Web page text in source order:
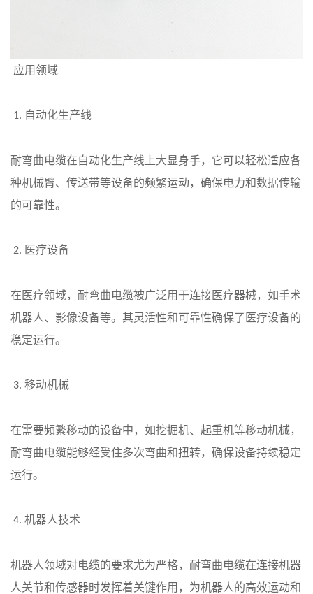
应用领域
1. 自动化生产线
耐弯曲电缆在自动化生产线上大显身手，它可以轻松适应各
种机械臂、传送带等设备的频繁运动，确保电力和数据传输
的可靠性。
2. 医疗设备
在医疗领域，耐弯曲电缆被广泛用于连接医疗器械，如手术
机器人、影像设备等。其灵活性和可靠性确保了医疗设备的
稳定运行。
3. 移动机械
在需要频繁移动的设备中，如挖掘机、起重机等移动机械，
耐弯曲电缆能够经受住多次弯曲和扭转，确保设备持续稳定
运行。
4. 机器人技术
机器人领域对电缆的要求尤为严格，耐弯曲电缆在连接机器
人关节和传感器时发挥着关键作用，为机器人的高效运动和